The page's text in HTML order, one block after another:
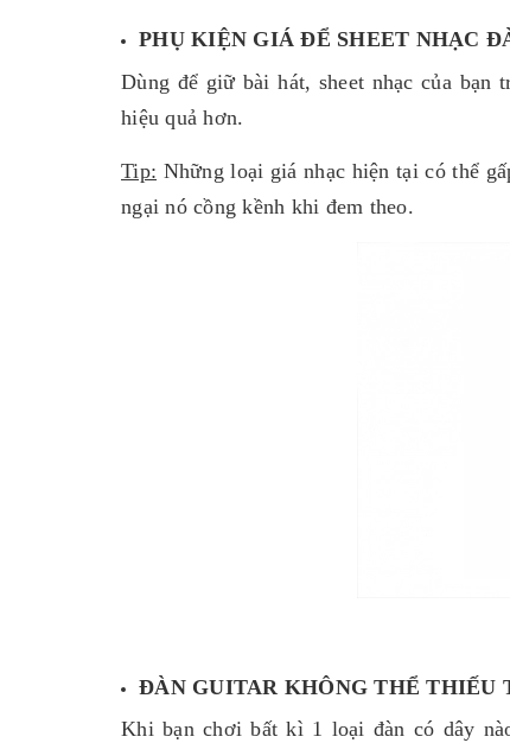
PHỤ KIỆN GIÁ ĐỂ SHEET NHẠC
Dùng để giữ bài hát, sheet nhạc của bạn
hiệu quả hơn.
Tip: Những loại giá nhạc hiện tại có thể
ngại nó cồng kềnh khi đem theo.
ĐÀN GUITAR KHÔNG THỂ THIẾU
Khi bạn chơi bất kì 1 loại đàn có dây